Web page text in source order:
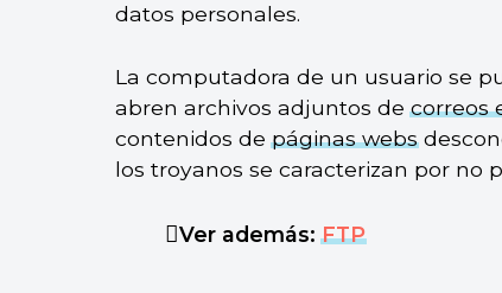
datos personales.
La computadora de un usuario se
abren archivos adjuntos decorreos
contenidos depáginas webs
los troyanos se caracterizan por no
Ver además:FTP